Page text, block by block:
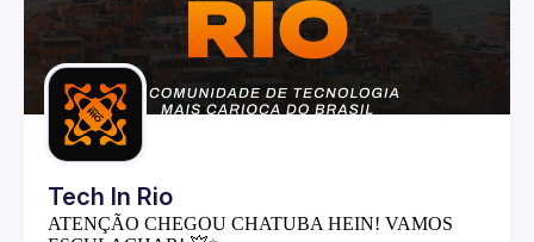
Events
Guilds
Tech In Rio
ATENÇÃO CHEGOU CHATUBA HEIN! VAMOS